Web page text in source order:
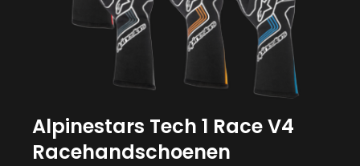
Alpinestars Tech 1 Race V4
Racehandschoenen